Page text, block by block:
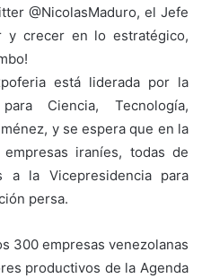
@NicolasMaduro, el Jefe
y crecer en lo estratégico,
está liderada por la
Ciencia, Tecnología,
y se espera que en la
iraníes, todas de
a la Vicepresidencia para
persa.
300 empresas venezolanas
productivos de la Agenda